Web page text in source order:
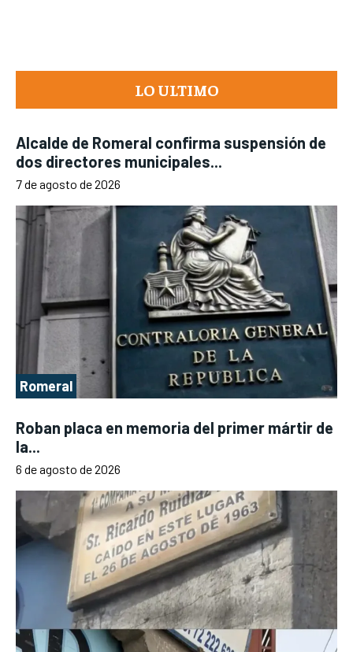
LO ULTIMO
Alcalde de Romeral confirma suspensión de
dos directores municipales...
7 de agosto de 2026
Romeral
Roban placa en memoria del primer mártir de
la...
6 de agosto de 2026